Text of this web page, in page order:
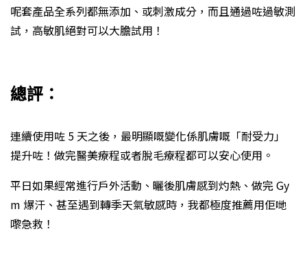
呢套產品全系列都無添加、或刺激成分，而且通過咗過敏測
試，高敏肌絕對可以大膽試用！
總評：
連續使用咗 5 天之後，最明顯嘅變化係肌膚嘅「耐受力」
提升咗！做完醫美療程或者脫毛療程都可以安心使用。
平日如果經常進行戶外活動、曬後肌膚感到灼熱、做完 Gy
m 爆汗、甚至遇到轉季天氣敏感時，我都極度推薦用佢哋
嚟急救！